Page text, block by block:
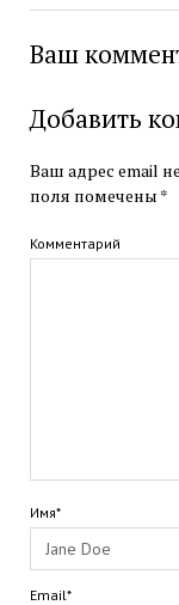
Ваш
Добавить
Ваш адрес email
поля помечены *
Комментарий
Имя*
Email*